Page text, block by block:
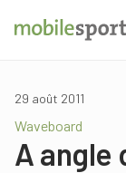
29 août 2011
Waveboard
A angle